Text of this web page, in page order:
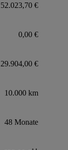
52.023,70 €
0,00 €
29.904,00 €
10.000 km
48 Monate